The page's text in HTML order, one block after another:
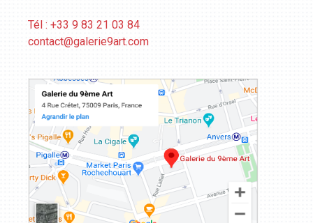
Tél : +33 9 83 21 03 84
contact@galerie9art.com